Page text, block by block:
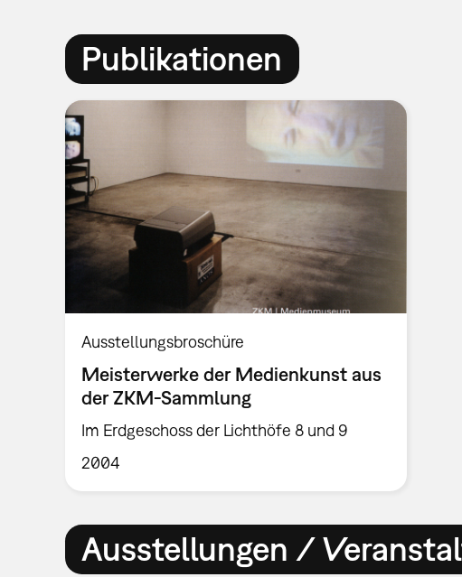
Publikationen
Ausstellungsbroschüre
Meisterwerke der Medienkunst aus
der ZKM-Sammlung
Im Erdgeschoss der Lichthöfe 8 und 9
2004
Ausstellungen /